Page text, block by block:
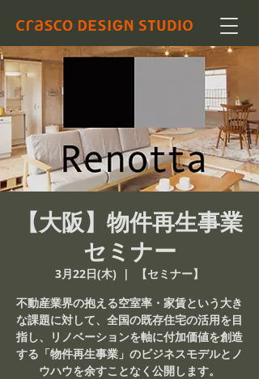
【大阪】物件再生事業
セミナー
3月22日(木)
  |
【セミナー】
不動産業界の抱える空室率・家賃という大き
な課題に対して、全国の既存住宅の活用を目
指し、リノベーションを軸に付加価値を創造
する「物件再生事業」のビジネスモデルとノ
ウハウを余すことなく公開します。